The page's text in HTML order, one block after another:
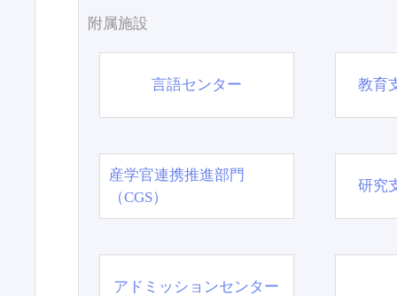
附属施設
言語センター 教育
産学官連携推進部門
（CGS）
研究
アドミッションセンター